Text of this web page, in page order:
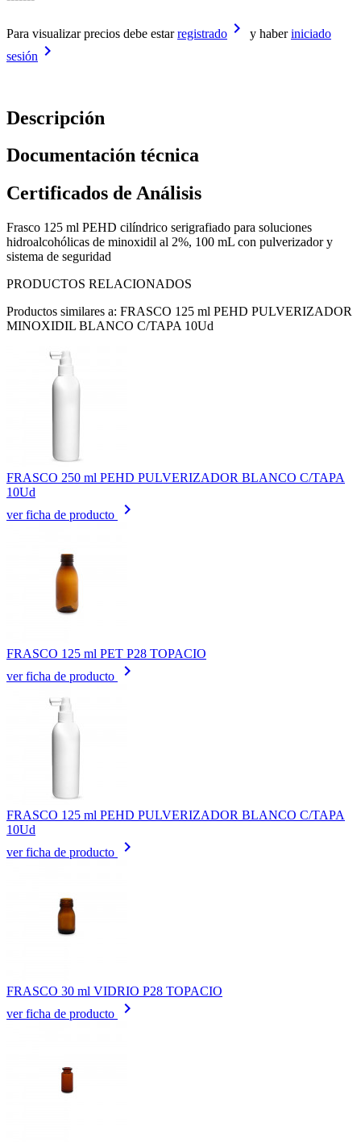
Para visualizar precios debe estarregistrado keyboard_arrow_right y haberiniciado
sesión keyboard_arrow_right
Descripción
Documentación técnica
Certificados de Análisis
Frasco 125 ml PEHD cilíndrico serigrafiado para soluciones
hidroalcohólicas de minoxidil al 2%, 100 mL con pulverizador y
sistema de seguridad
PRODUCTOS RELACIONADOS
Productos similares a: FRASCO 125 ml PEHD PULVERIZADOR
MINOXIDIL BLANCO C/TAPA 10Ud
FRASCO 250 ml PEHD PULVERIZADOR BLANCO C/TAPA
10Ud
ver ficha de producto
keyboard_arrow_right
FRASCO 125 ml PET P28 TOPACIO
ver ficha de producto
keyboard_arrow_right
FRASCO 125 ml PEHD PULVERIZADOR BLANCO C/TAPA
10Ud
ver ficha de producto
keyboard_arrow_right
FRASCO 30 ml VIDRIO P28 TOPACIO
ver ficha de producto
keyboard_arrow_right